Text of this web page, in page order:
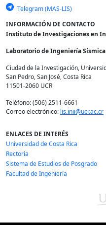
Telegram (MAS-LIS)
INFORMACIÓN DE CONTACTO
Instituto de Investigaciones en
Laboratorio de Ingeniería Sísmica
Ciudad de la Investigación,
San Pedro, San José, Costa Rica
11501-2060 UCR
Teléfono: (506) 2511-6661
Correo electrónico: lis.inii@ucr.ac.cr
ENLACES DE INTERÉS
Universidad de Costa Rica
Rectoría
Sistema de Estudios de Posgrado
Facultad de Ingeniería